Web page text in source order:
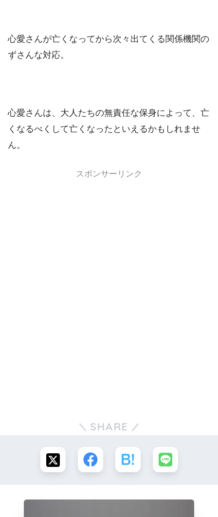
心愛さんが亡くなってから次々出てくる関係機関の
ずさんな対応。
心愛さんは、大人たちの無責任な保身によって、亡
くなるべくして亡くなったといえるかもしれませ
ん。
スポンサーリンク
SHARE